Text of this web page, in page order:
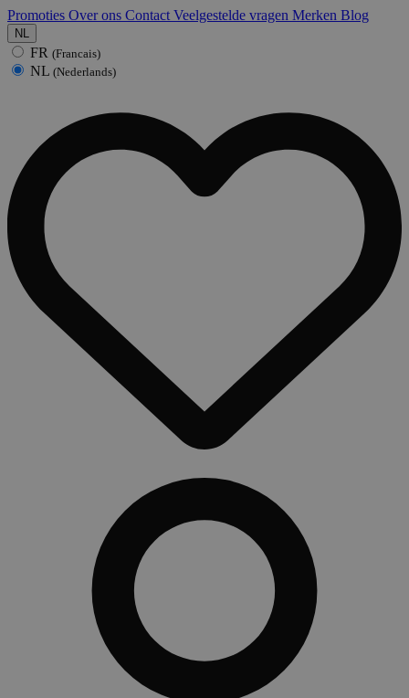
Promoties Over ons Contact Veelgestelde vragen Merken Blog
NL
FR (Francais)
NL (Nederlands)